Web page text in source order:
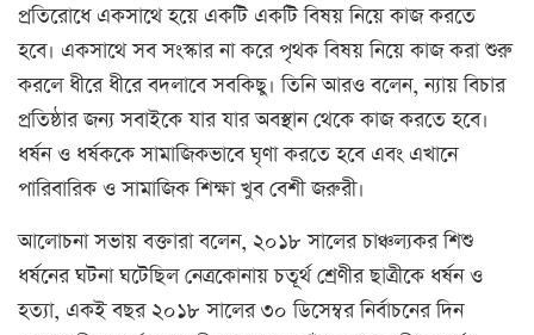
প্রতিরোধে একসাথে হয়ে একটি একটি বিষয় নিয়ে কাজ করতে
হবে। একসাথে সব সংস্কার না করে পৃথক বিষয় নিয়ে কাজ করা শুরু
করলে ধীরে ধীরে বদলাবে সবকিছু। তিনি আরও বলেন, ন্যায় বিচার
প্রতিষ্ঠার জন্য সবাইকে যার যার অবস্থান থেকে কাজ করতে হবে।
ধর্ষন ও ধর্ষককে সামাজিকভাবে ঘৃণা করতে হবে এবং এখানে
পারিবারিক ও সামাজিক শিক্ষা খুব বেশী জরুরী।
আলোচনা সভায় বক্তারা বলেন, ২০১৮ সালের চাঞ্চল্যকর শিশু
ধর্ষনের ঘটনা ঘটেছিল নেত্রকোনায় চতূর্থ শ্রেণীর ছাত্রীকে ধর্ষন ও
হত্যা, একই বছর ২০১৮ সালের ৩০ ডিসেম্বর নির্বাচনের দিন